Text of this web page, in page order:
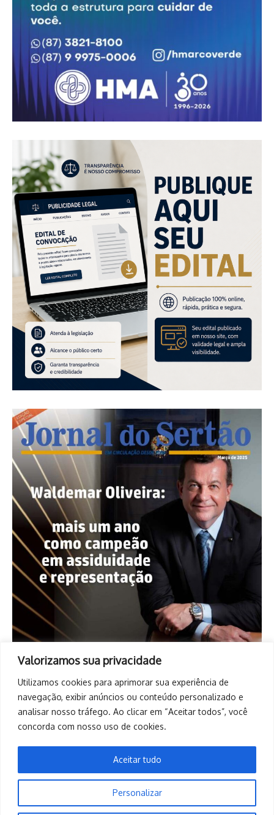
Valorizamos sua privacidade
Utilizamos cookies para aprimorar sua experiência de
navegação, exibir anúncios ou conteúdo personalizado e
analisar nosso tráfego. Ao clicar em “Aceitar todos”, você
concorda com nosso uso de cookies.
Personalizar
Aceitar tudo